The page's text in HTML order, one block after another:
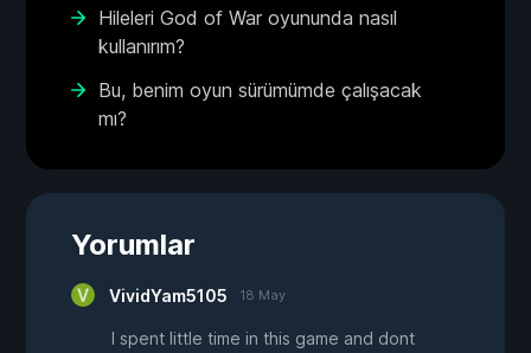
Hileleri God of War oyununda nasıl
kullanırım?
Bu, benim oyun sürümümde çalışacak
mı?
Yorumlar
VividYam5105 18 May
I spent little time in this game and dont